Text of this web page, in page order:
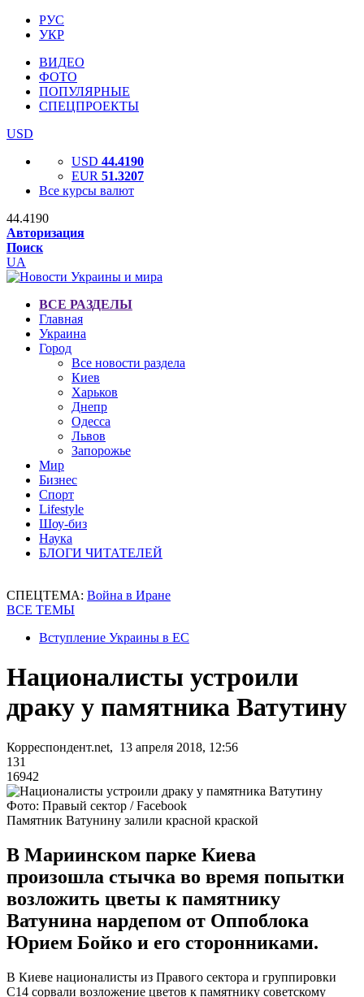
РУС
УКР
ВИДЕО
ФОТО
ПОПУЛЯРНЫЕ
СПЕЦПРОЕКТЫ
USD
USD 44.4190
EUR 51.3207
Все курсы валют
44.4190
Авторизация
Поиск
UA
ВСЕ РАЗДЕЛЫ
Главная
Украина
Город
Все новости раздела
Киев
Харьков
Днепр
Одесса
Львов
Запорожье
Мир
Бизнес
Спорт
Lifestyle
Шоу-биз
Наука
БЛОГИ ЧИТАТЕЛЕЙ
СПЕЦТЕМА: Война в Иране
ВСЕ ТЕМЫ
Вступление Украины в ЕС
Националисты устроили
драку у памятника Ватутину
Корреспондент.net, 13 апреля 2018, 12:56
131
16942
Фото: Правый сектор / Facebook
Памятник Ватунину залили красной краской
В Мариинском парке Киева
произошла стычка во время попытки
возложить цветы к памятнику
Ватунина нардепом от Оппоблока
Юрием Бойко и его сторонниками.
В Киеве националисты из Правого сектора и группировки
С14 сорвали возложение цветов к памятнику советскому